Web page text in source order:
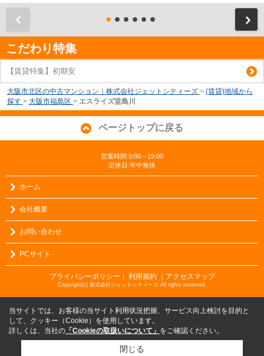
こだわり特集
【賃貸特集】初期安
大阪市北区の中古マンション｜株式会社ジェットシティーズ > (賃貸)地域から
探す > 大阪市福島区 > エスライズ堂島川
ページトップに戻る
営業時間:9:00～19:00
定休日:年中無休
ホーム
会社概要
お問い合わせ
PCサイト
プライバシーポリシー 利用規約 ｜アクセスマップ
Copyright(c) 株式会社ジェットシティーズ All rights reserved.
当サイトでは、お客様の当サイト利用状況把握、サービス向上検討を目的と
して、クッキー（Cookie）を使用しています。
詳しくは、当社の 「Cookieの取扱いについて」 をご確認ください。
閉じる